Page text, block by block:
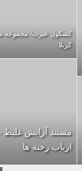
کشکول عبرت/ مجموعه
کربلا
مستند آرایش
ارباب رخنه ها